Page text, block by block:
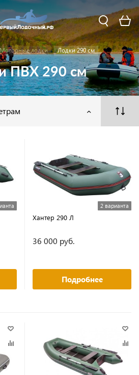
лодки Лодки 290 см
ПВХ 290 см
2 варианта
Хантер 290 Л
36 000 руб.
Подробнее